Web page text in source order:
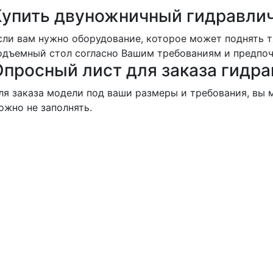
двуножничный
вам нужно оборудование, которое может поднять
стол согласно Вашим требованиям и
лист для заказа
заказа модели под ваши размеры и требования, вы
не заполнять.